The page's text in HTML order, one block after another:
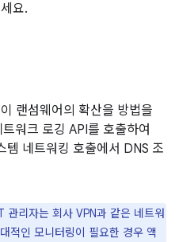
요.
랜섬웨어의 확산을 방법을
워크 로깅 API를 호출하여
템 네트워킹 호출에서 DNS 조
관리자는 회사 VPN과 같은 네트워
적인 모니터링이 필요한 경우 액